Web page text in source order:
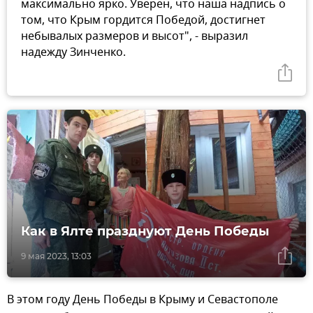
максимально ярко. Уверен, что наша надпись о
том, что Крым гордится Победой, достигнет
небывалых размеров и высот", - выразил
надежду Зинченко.
9 мая 2023, 13:03
Как в Ялте празднуют День Победы
В этом году День Победы в Крыму и Севастополе